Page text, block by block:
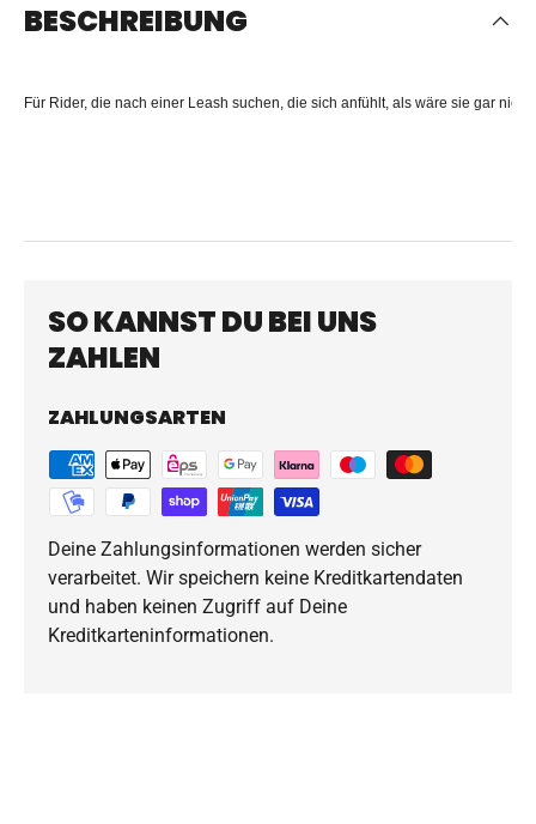
BESCHREIBUNG
Für Rider, die nach einer Leash suchen, die sich anfühlt, als wäre sie gar
SO KANNST DU BEI UNS
ZAHLEN
ZAHLUNGSARTEN
Deine Zahlungsinformationen werden sicher
verarbeitet. Wir speichern keine Kreditkartendaten
und haben keinen Zugriff auf Deine
Kreditkarteninformationen.